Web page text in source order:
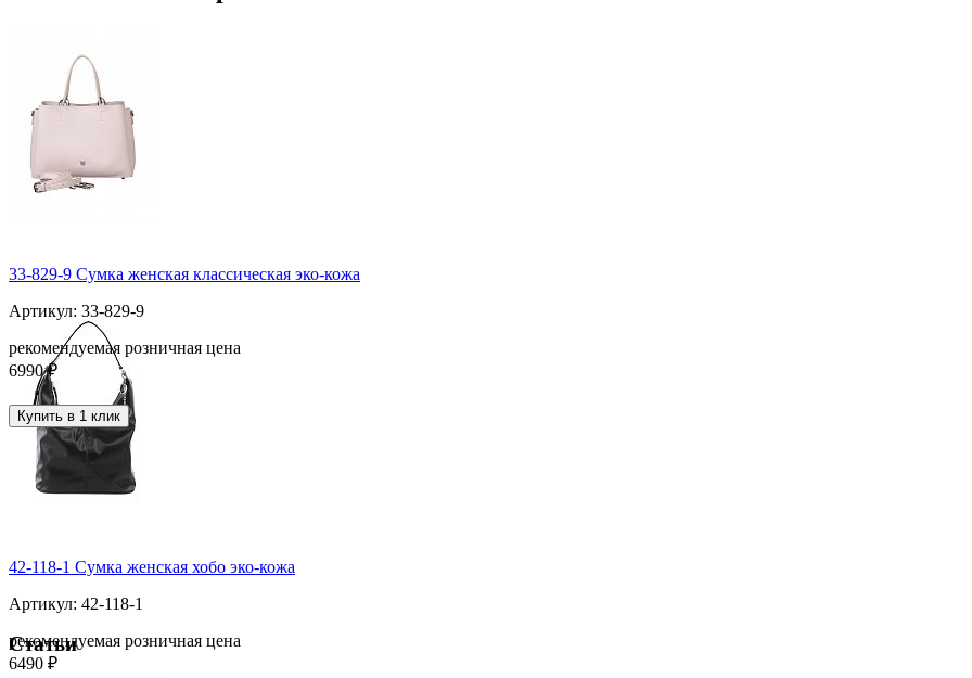
33-829-9 Сумка женская классическая эко-кожа
Артикул: 33-829-9
рекомендуемая розничная цена
6990 ₽
Купить в 1 клик
42-118-1 Сумка женская хобо эко-кожа
Артикул: 42-118-1
рекомендуемая розничная цена
6490 ₽
Статьи